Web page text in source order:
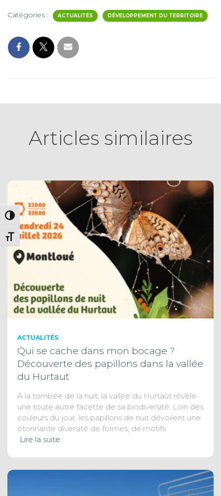
PASSER EN CONTRASTE ÉLEVÉ
CHANGER LA TAILLE DE LA POLICE
Catégories : ACTUALITÉS DÉVELOPPEMENT DU TERRITOIRE
Articles similaires
ACTUALITÉS
Qui se cache dans mon bocage ?
Découverte des papillons dans la vallée
du Hurtaut
À la tombée de la nuit, la vallée du Hurtaut révèle
une toute autre facette de sa biodiversité. Loin des
couleurs du jour, les papillons de nuit dévoilent une
étonnante diversité de formes, de motifs
Lire la suite